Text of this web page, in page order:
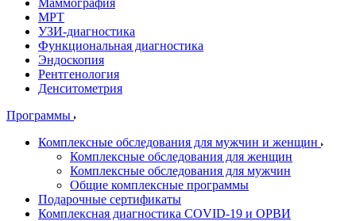
Маммография
МРТ
УЗИ-диагностика
Функциональная диагностика
Эндоскопия
Рентгенология
Денситометрия
Программы
Комплексные обследования для мужчин и женщин
Комплексные обследования для женщин
Комплексные обследования для мужчин
Общие комплексные программы
Подарочные сертификаты
Комплексная диагностика COVID-19 и ОРВИ